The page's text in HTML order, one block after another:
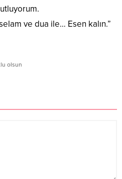
ve dua ile… Esen kalın.”
olsun